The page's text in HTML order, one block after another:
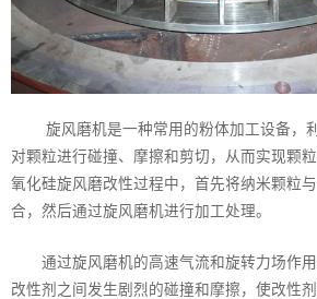
旋风磨机是一种常用的粉体加工设备，
对颗粒进行碰撞、摩擦和剪切，从而实现颗
氧化硅旋风磨改性过程中，首先将纳米颗粒
合，然后通过旋风磨机进行加工处理。
通过旋风磨机的高速气流和旋转力场作用
改性剂之间发生剧烈的碰撞和摩擦，使改性